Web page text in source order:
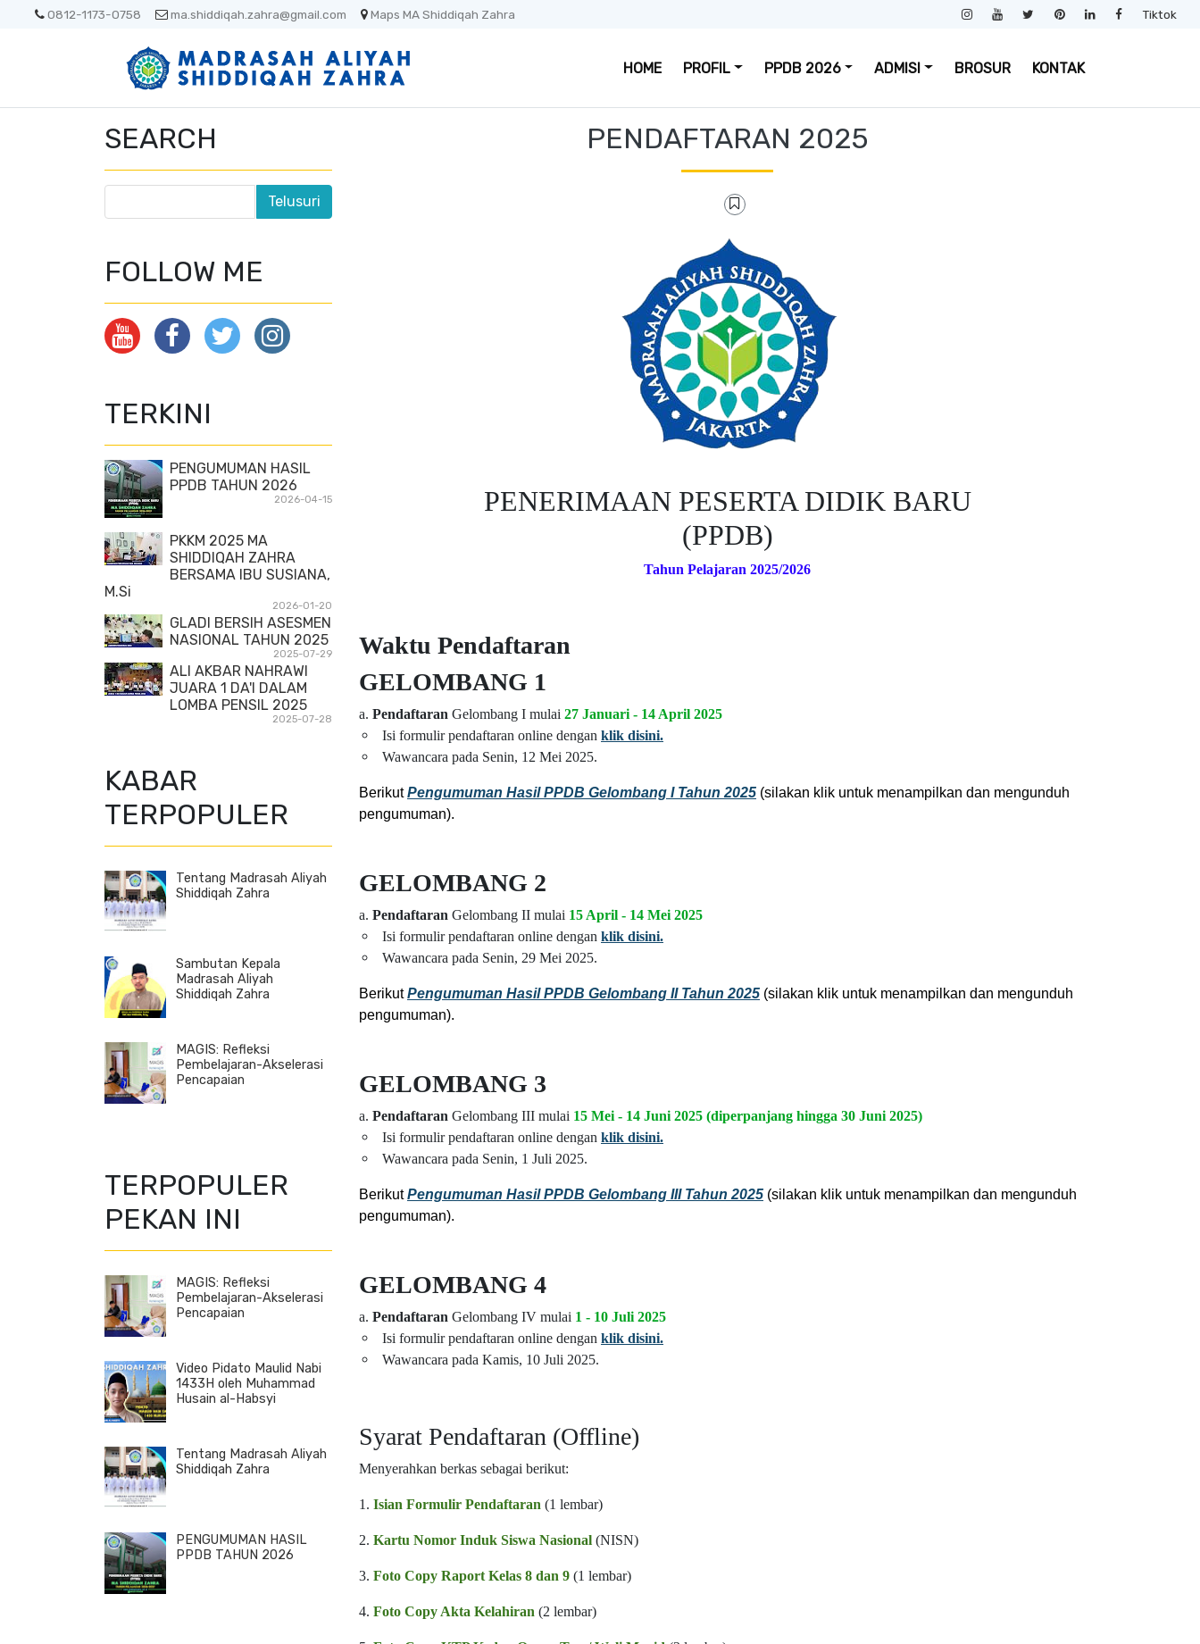
0812-1173-0758 ma.shiddiqah.zahra@gmail.com Maps MA Shiddiqah Zahra Tiktok
HOME PROFIL PPDB 2026 ADMISI BROSUR KONTAK
PENDAFTARAN 2025
PENERIMAAN PESERTA DIDIK BARU
(PPDB)
Tahun Pelajaran 2025/2026
Waktu Pendaftaran
GELOMBANG 1
a. Pendaftaran Gelombang I mulai 27 Januari - 14 April 2025
Isi formulir pendaftaran online dengan klik disini.
Wawancara pada Senin, 12 Mei 2025.
BerikutPengumuman Hasil PPDB Gelombang I Tahun 2025 (silakan klik untuk menampilkan dan mengunduh
pengumuman).
GELOMBANG 2
a. Pendaftaran Gelombang II mulai 15 April - 14 Mei 2025
Isi formulir pendaftaran online dengan klik disini.
Wawancara pada Senin, 29 Mei 2025.
BerikutPengumuman Hasil PPDB Gelombang II Tahun 2025 (silakan klik untuk menampilkan dan mengunduh
pengumuman).
GELOMBANG 3
a. Pendaftaran Gelombang III mulai 15 Mei - 14 Juni 2025 (diperpanjang hingga 30 Juni 2025)
Isi formulir pendaftaran online dengan klik disini.
Wawancara pada Senin, 1 Juli 2025.
BerikutPengumuman Hasil PPDB Gelombang III Tahun 2025 (silakan klik untuk menampilkan dan mengunduh
pengumuman).
GELOMBANG 4
a. Pendaftaran Gelombang IV mulai 1 - 10 Juli 2025
Isi formulir pendaftaran online dengan klik disini.
Wawancara pada Kamis, 10 Juli 2025.
Syarat Pendaftaran (Offline)
Menyerahkan berkas sebagai berikut:
1. Isian Formulir Pendaftaran (1 lembar)
2. Kartu Nomor Induk Siswa Nasional (NISN)
3. Foto Copy Raport Kelas 8 dan 9 (1 lembar)
4. Foto Copy Akta Kelahiran (2 lembar)
SEARCH
FOLLOW ME
TERKINI
PENGUMUMAN HASIL
PPDB TAHUN 2026
2026-04-15
PKKM 2025 MA
SHIDDIQAH ZAHRA
BERSAMA IBU SUSIANA,
M.Si
2026-01-20
GLADI BERSIH ASESMEN
NASIONAL TAHUN 2025
2025-07-29
ALI AKBAR NAHRAWI
JUARA 1 DA'I DALAM
LOMBA PENSIL 2025
2025-07-28
KABAR
TERPOPULER
Tentang Madrasah Aliyah
Shiddiqah Zahra
Sambutan Kepala
Madrasah Aliyah
Shiddiqah Zahra
MAGIS: Refleksi
Pembelajaran-Akselerasi
Pencapaian
TERPOPULER
PEKAN INI
MAGIS: Refleksi
Pembelajaran-Akselerasi
Pencapaian
Video Pidato Maulid Nabi
1433H oleh Muhammad
Husain al-Habsyi
Tentang Madrasah Aliyah
Shiddiqah Zahra
PENGUMUMAN HASIL
PPDB TAHUN 2026